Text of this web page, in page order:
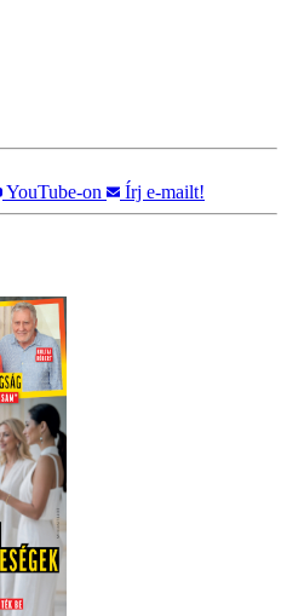
YouTube-on Írj e-mailt!